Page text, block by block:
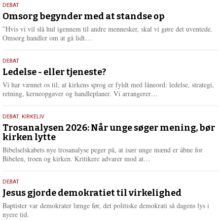
e
r
e
9.
juli
2026
DEBAT
Omsorg begynder med at standse op
”Hvis vi vil slå hul igennem til andre mennesker, skal vi gøre det uventede.
Omsorg handler om at gå lidt…
e
r
e
10.
juni
2026
DEBAT
Ledelse - eller tjeneste?
Vi har vænnet os til, at kirkens sprog er fyldt med låneord: ledelse, strategi,
retning, kerneopgaver og handleplaner. Vi arrangerer…
e
2.
juni
2026
DEBAT, KIRKELIV
Trosanalysen 2026: Når unge søger mening, bør
kirken lytte
Bibelselskabets nye trosanalyse peger på, at især unge mænd er åbne for
Bibelen, troen og kirken. Kritikere advarer mod at…
e
r
18.
maj
2026
DEBAT
Jesus gjorde demokratiet til virkelighed
Baptister var demokrater længe før, det politiske demokrati så dagens lys i
nyere tid.